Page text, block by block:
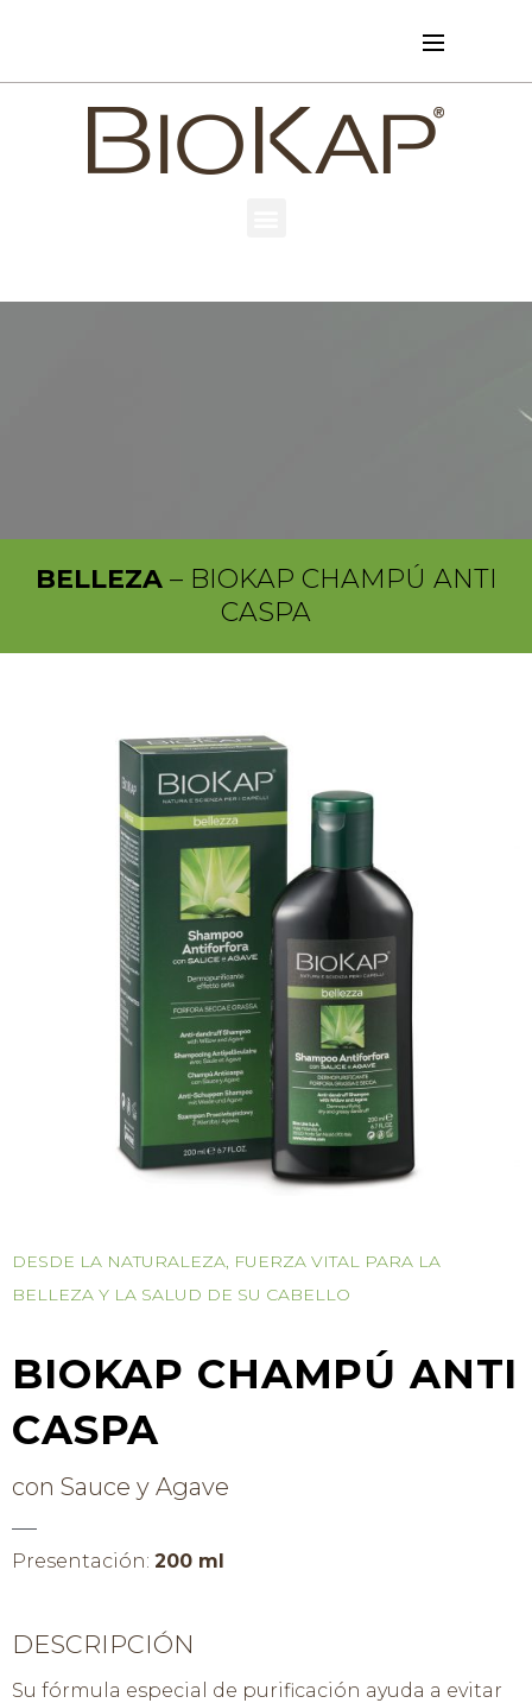
BELLEZA– BIOKAP CHAMPÚ ANTI
CASPA
DESDE LA NATURALEZA, FUERZA VITAL PARA LA
BELLEZA Y LA SALUD DE SU CABELLO
BIOKAP CHAMPÚ ANTI
CASPA
con Sauce y Agave
Presentación: 200 ml
DESCRIPCIÓN
Su fórmula especial de purificación ayuda a evitar